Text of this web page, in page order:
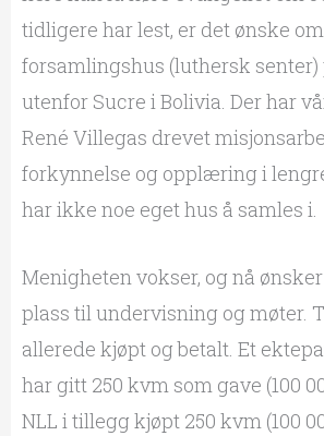
tidligere har lest, er det ønske
forsamlingshus (luthersk senter)
utenfor Sucre i Bolivia. Der har
René Villegas drevet
forkynnelse og opplæring i
har ikke noe eget hus å samles i.
Menigheten vokser, og nå
plass til undervisning og møter.
allerede kjøpt og betalt. Et
har gitt 250 kvm som gave (100
NLL i tillegg kjøpt 250 kvm (100